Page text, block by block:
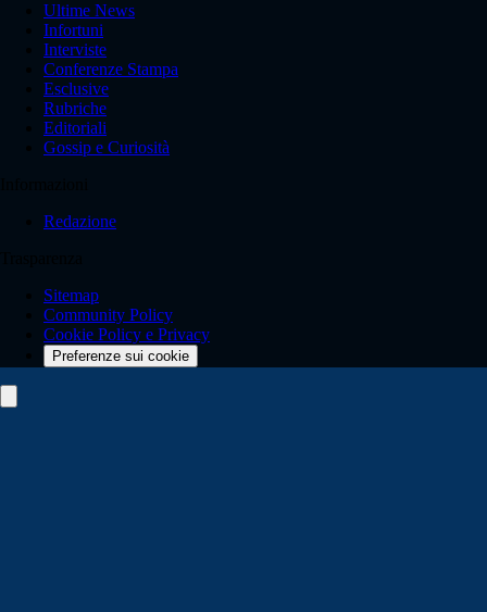
Ultime News
Infortuni
Interviste
Conferenze Stampa
Esclusive
Rubriche
Editoriali
Gossip e Curiosità
Redazione
Sitemap
Community Policy
Cookie Policy e Privacy
Preferenze sui cookie